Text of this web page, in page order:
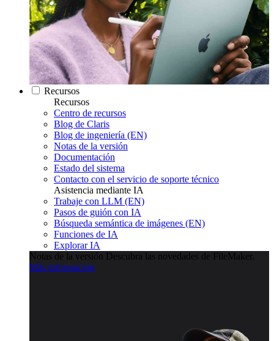
Recursos
Recursos
Centro de recursos
Blog de Claris
Blog de ingeniería (EN)
Notas de la versión
Documentación
Estado del sistema
Contacto con el servicio de soporte técnico
Asistencia mediante IA
Trabaje con LLM (EN)
Pasos de guión con IA
Búsqueda semántica de imágenes (EN)
Funciones de IA
Explorar IA
Notas de la versión Descubra las novedades de FileMaker.
Más información